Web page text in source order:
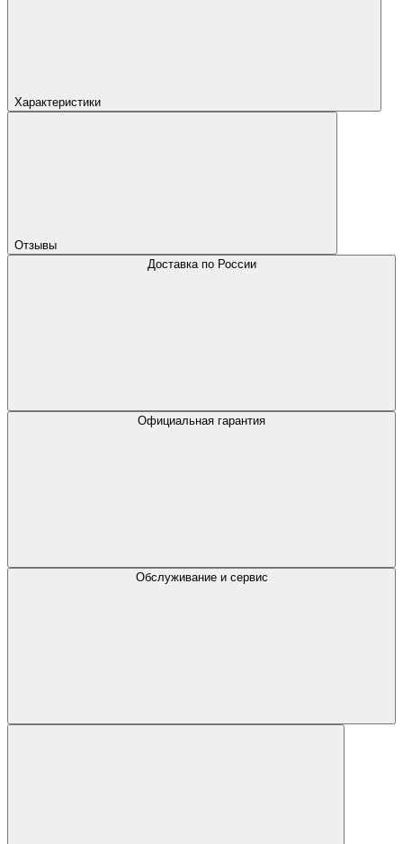
Характеристики
Отзывы
Доставка по России
Официальная гарантия
Обслуживание и сервис